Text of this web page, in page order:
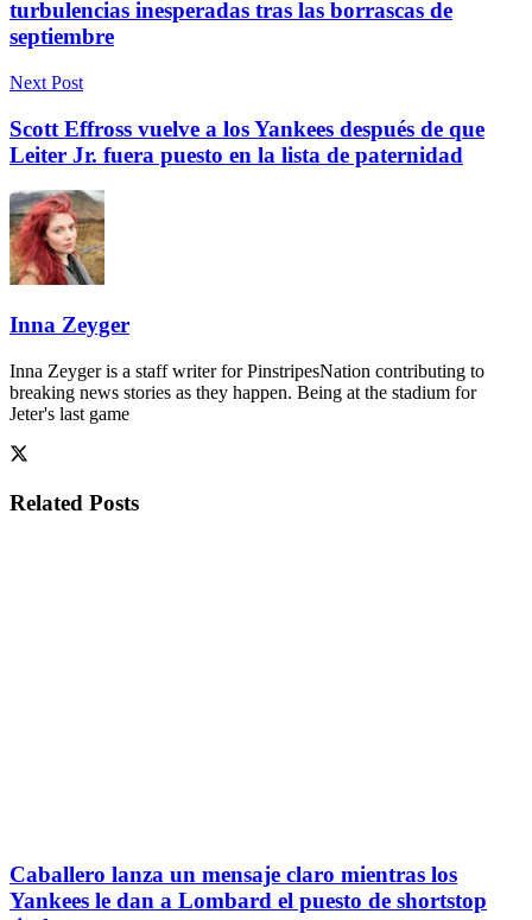
turbulencias inesperadas tras las borrascas de
septiembre
Next Post
Scott Effross vuelve a los Yankees después de que
Leiter Jr. fuera puesto en la lista de paternidad
Inna Zeyger
Inna Zeyger is a staff writer for PinstripesNation contributing to
breaking news stories as they happen. Being at the stadium for
Jeter's last game
Related Posts
Caballero lanza un mensaje claro mientras los
Yankees le dan a Lombard el puesto de shortstop